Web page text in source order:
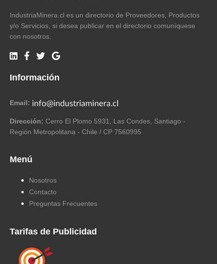
IndustriaMinera.cl es un directorio de Proveedores, Productos
y/o Servicios, si desea publicar en el directorio comuníquese
con nosotros.
Información
Email:
Dirección: Cerro El Plomo 5931, Las Condes, Santiago -
Región Metropolitana - Chile / CP 7560995
Menú
Nosotros
Contacto
Preguntas Frecuentes
Tarifas de Publicidad